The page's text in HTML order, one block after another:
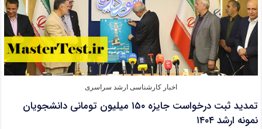
اخبار کارشناسی ارشد سراسری
تمدید ثبت درخواست جایزه ۱۵۰ میلیون تومانی دانشجویان
نمونه ارشد ۱۴۰۴